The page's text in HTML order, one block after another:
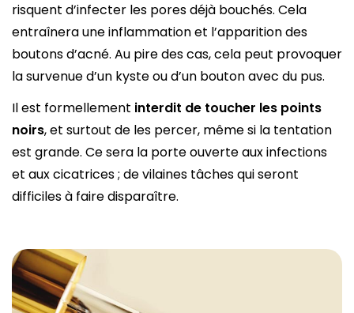
risquent d’infecter les pores déjà bouchés. Cela
entraînera une inflammation et l’apparition des
boutons d’acné. Au pire des cas, cela peut provoquer
la survenue d’un kyste ou d’un bouton avec du pus.
Il est formellement interdit de toucher les points
noirs, et surtout de les percer, même si la tentation
est grande. Ce sera la porte ouverte aux infections
et aux cicatrices ; de vilaines tâches qui seront
difficiles à faire disparaître.